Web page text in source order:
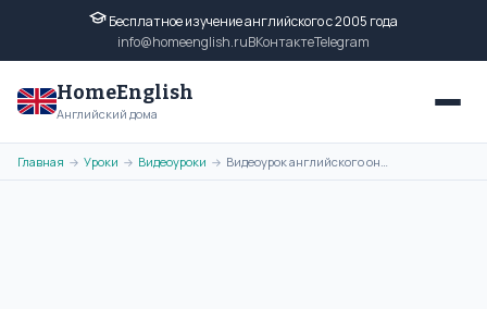
Бесплатное изучение английского с 2005 года
info@homeenglish.ruВКонтактеTelegram
HomeEnglish
Английский дома
Главная → Уроки → Видеоуроки → Видеоурок английского онлайн: Правильный Английский: 5 способов не